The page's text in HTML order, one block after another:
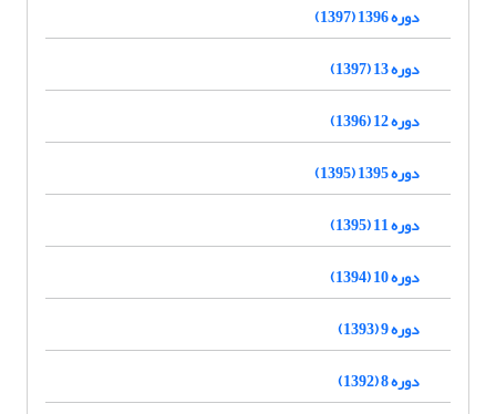
دوره 1396 (1397)
دوره 13 (1397)
دوره 12 (1396)
دوره 1395 (1395)
دوره 11 (1395)
دوره 10 (1394)
دوره 9 (1393)
دوره 8 (1392)